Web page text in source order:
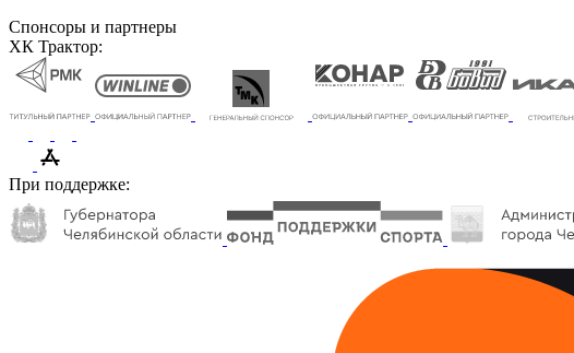
Спонсоры и партнеры
ХК Трактор:
При поддержке: